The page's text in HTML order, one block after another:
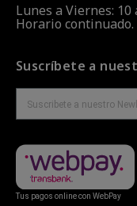
Lunes a Viernes: 10
Horario continuado.
Suscríbete a
Tus pagos online con WebPay